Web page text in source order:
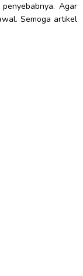
Agar
Semoga artikel